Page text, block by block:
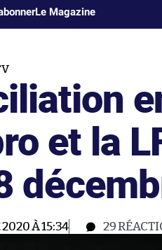
Le Magazine
et la
2020 À 15:34 29